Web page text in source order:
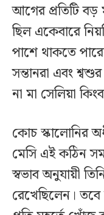
আগের প্রতিটি বড়
ছিল একেবারে
পাশে থাকতে
সন্তানরা এবং
না মা সেলিয়া
কোচ স্কালোনির
মেসি এই কঠিন
স্বভাব অনুযায়ী
রেখেছিলেন। তবে